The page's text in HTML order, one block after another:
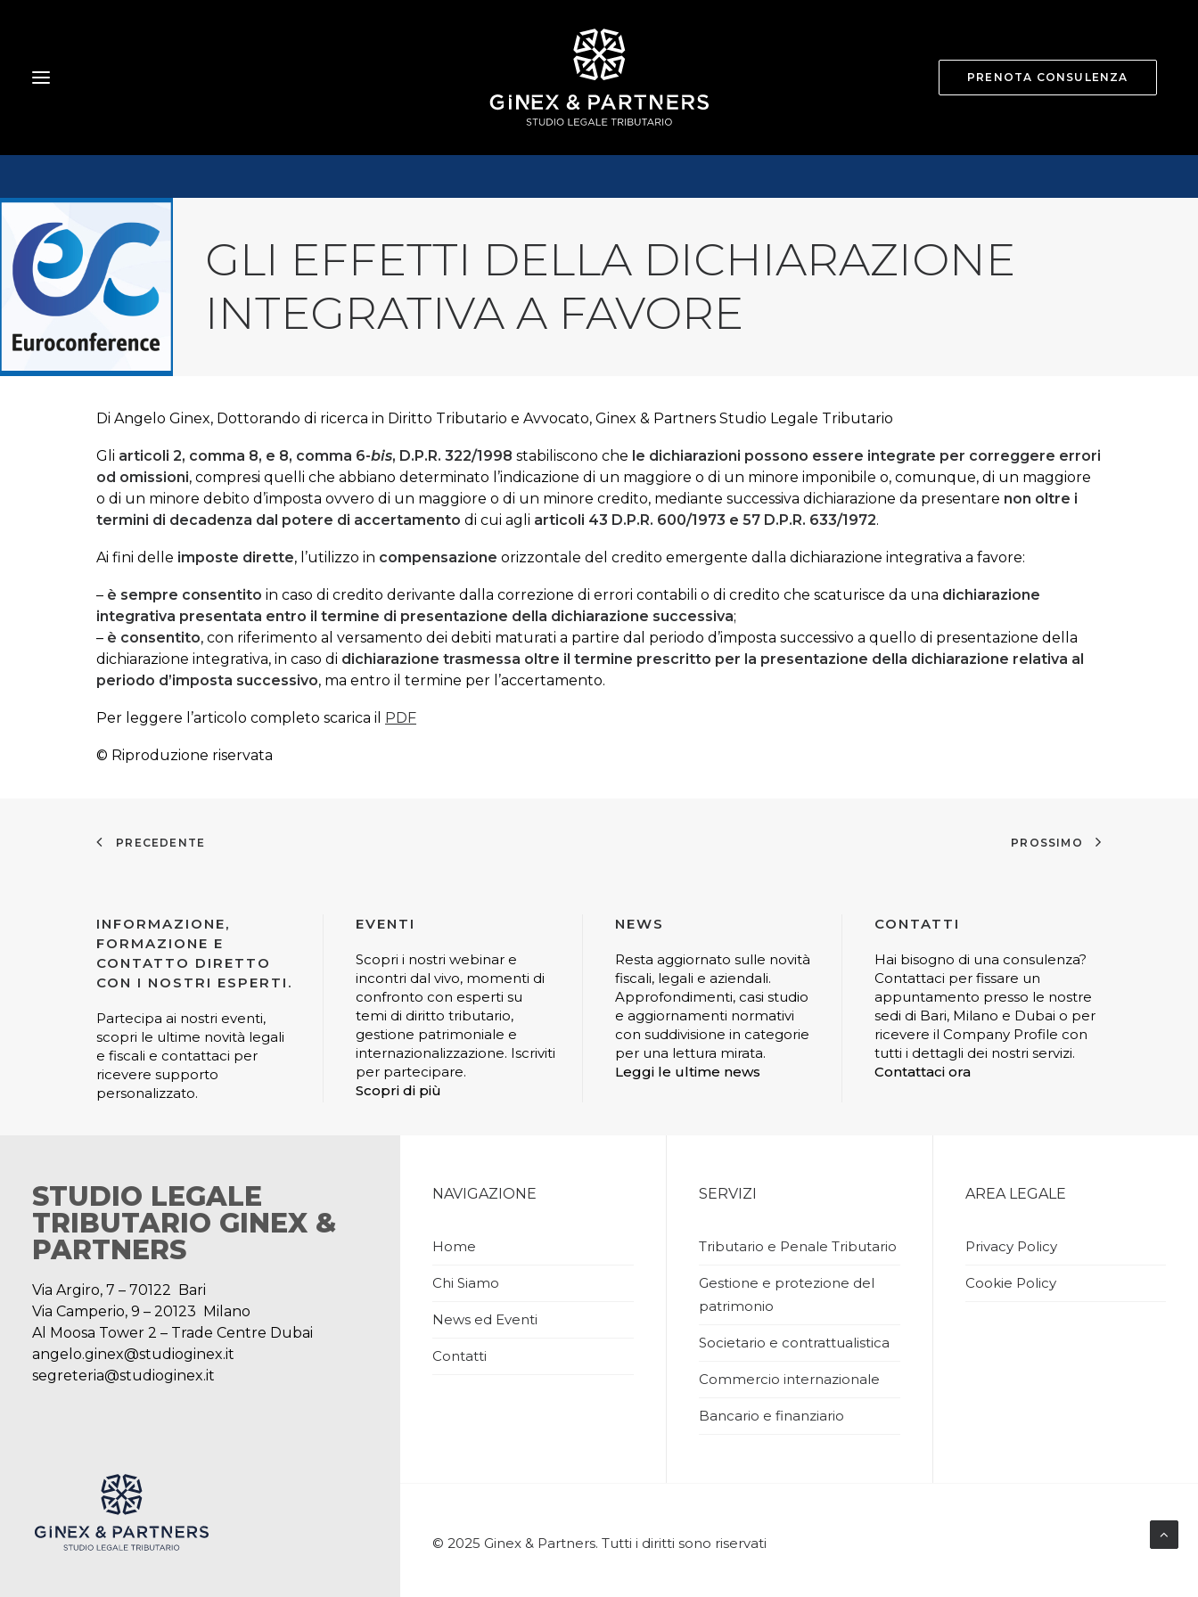
PRENOTA CONSULENZA
GLI EFFETTI DELLA DICHIARAZIONE
INTEGRATIVA A FAVORE
Di Angelo Ginex, Dottorando di ricerca in Diritto Tributario e Avvocato, Ginex & Partners Studio Legale Tributario
Gli articoli 2, comma 8, e 8, comma 6-bis, D.P.R. 322/1998 stabiliscono che le dichiarazioni possono essere integrate per correggere errori
od omissioni, compresi quelli che abbiano determinato l’indicazione di un maggiore o di un minore imponibile o, comunque, di un maggiore
o di un minore debito d’imposta ovvero di un maggiore o di un minore credito, mediante successiva dichiarazione da presentare non oltre i
termini di decadenza dal potere di accertamento di cui agli articoli 43 D.P.R. 600/1973 e 57 D.P.R. 633/1972.
Ai fini delle imposte dirette, l’utilizzo in compensazione orizzontale del credito emergente dalla dichiarazione integrativa a favore:
– è sempre consentito in caso di credito derivante dalla correzione di errori contabili o di credito che scaturisce da una dichiarazione
integrativa presentata entro il termine di presentazione della dichiarazione successiva;
– è consentito, con riferimento al versamento dei debiti maturati a partire dal periodo d’imposta successivo a quello di presentazione della
dichiarazione integrativa, in caso di dichiarazione trasmessa oltre il termine prescritto per la presentazione della dichiarazione relativa al
periodo d’imposta successivo, ma entro il termine per l’accertamento.
Per leggere l’articolo completo scarica il PDF
© Riproduzione riservata
PRECEDENTE PROSSIMO
INFORMAZIONE,
FORMAZIONE E
CONTATTO DIRETTO
CON I NOSTRI ESPERTI.
Partecipa ai nostri eventi,
scopri le ultime novità legali
e fiscali e contattaci per
ricevere supporto
personalizzato.
EVENTI
Scopri i nostri webinar e
incontri dal vivo, momenti di
confronto con esperti su
temi di diritto tributario,
gestione patrimoniale e
internazionalizzazione. Iscriviti
per partecipare.
Scopri di più
NEWS
Resta aggiornato sulle novità
fiscali, legali e aziendali.
Approfondimenti, casi studio
e aggiornamenti normativi
con suddivisione in categorie
per una lettura mirata.
Leggi le ultime news
CONTATTI
Hai bisogno di una consulenza?
Contattaci per fissare un
appuntamento presso le nostre
sedi di Bari, Milano e Dubai o per
ricevere il Company Profile con
tutti i dettagli dei nostri servizi.
Contattaci ora
STUDIO LEGALE
TRIBUTARIO GINEX &
PARTNERS
Via Argiro, 7 – 70122 Bari
Via Camperio, 9 – 20123 Milano
Al Moosa Tower 2 – Trade Centre Dubai
angelo.ginex@studioginex.it
segreteria@studioginex.it
NAVIGAZIONE
Home
Chi Siamo
News ed Eventi
Contatti
SERVIZI
Tributario e Penale Tributario
Gestione e protezione del
patrimonio
Societario e contrattualistica
Commercio internazionale
Bancario e finanziario
AREA LEGALE
Privacy Policy
Cookie Policy
© 2025 Ginex & Partners. Tutti i diritti sono riservati